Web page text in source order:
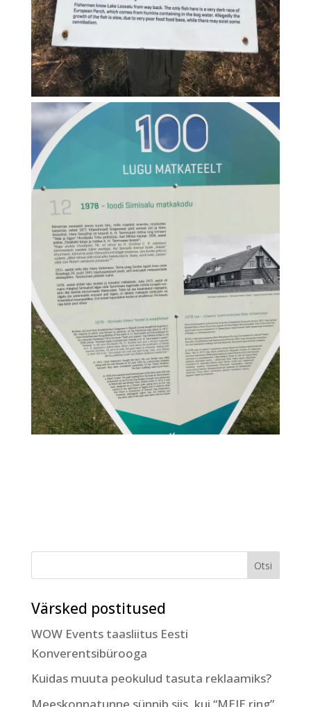
Värsked postitused
WOW Events taasliitus Eesti
Konverentsibürooga
Kuidas muuta peokulud tasuta reklaamiks?